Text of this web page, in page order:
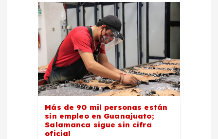
Más de 90 mil personas están
sin empleo en Guanajuato;
Salamanca sigue sin cifra
oficial